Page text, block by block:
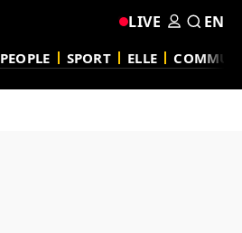
PEOPLE SPORT ELLE
LIVE EN